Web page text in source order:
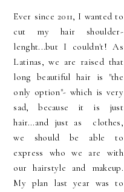
Ever since 2011, I wanted to
cut my hair shoulder-
lenght...but I couldn't! As
Latinas, we are raised that
long beautiful hair is "the
only option"- which is very
sad, because it is just
hair...and just as clothes,
we should be able to
express who we are with
our hairstyle and makeup.
My plan last year was to